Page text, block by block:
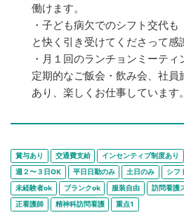
働けます。
・子ども病欠でのシフト交代も
と快く引き受けてくださって感
・月１回のランチョンミーティ
定期的なご飯会・飲み会、社員
あり、楽しくお仕事しています。
賞与あり 交通費支給 インセンティブ制度あり
週２〜３日OK
平日日勤のみ 土日のみ シフ
未経験者ok
ブランクok 服装自由 訪問看護
正看護師
精神科訪問看護 重点1